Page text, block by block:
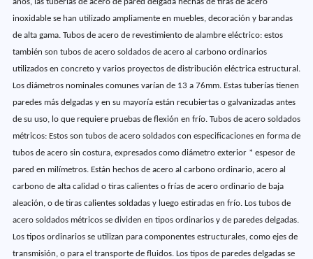
inoxidable se han utilizado ampliamente en muebles, decoración y barandas
de alta gama. Tubos de acero de revestimiento de alambre eléctrico: estos
también son tubos de acero soldados de acero al carbono ordinarios
utilizados en concreto y varios proyectos de distribución eléctrica estructural.
Los diámetros nominales comunes varían de 13 a 76mm. Estas tuberías tienen
paredes más delgadas y en su mayoría están recubiertas o galvanizadas antes
de su uso, lo que requiere pruebas de flexión en frío. Tubos de acero soldados
métricos: Estos son tubos de acero soldados con especificaciones en forma de
tubos de acero sin costura, expresados como diámetro exterior * espesor de
pared en milímetros. Están hechos de acero al carbono ordinario, acero al
carbono de alta calidad o tiras calientes o frías de acero ordinario de baja
aleación, o de tiras calientes soldadas y luego estiradas en frío. Los tubos de
acero soldados métricos se dividen en tipos ordinarios y de paredes delgadas.
Los tipos ordinarios se utilizan para componentes estructurales, como ejes de
transmisión, o para el transporte de fluidos. Los tipos de paredes delgadas se